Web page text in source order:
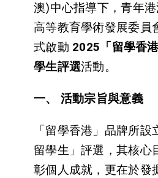
澳)中心指導下，青年
高等教育學術發展委員
式啟動 2025 「留學香
學生評選活動。
一、 活動宗旨與意義
「留學香港」品牌所設
留學生」評選，其核心
彰個人成就，更在於發